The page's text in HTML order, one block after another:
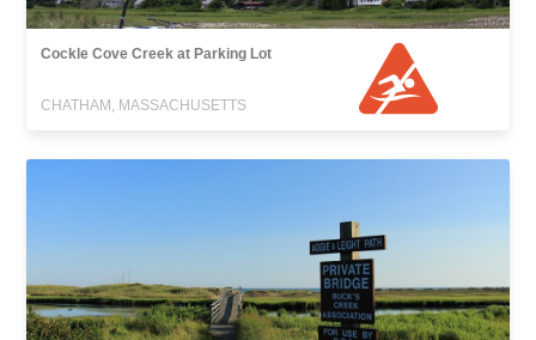
Cockle Cove Creek at Parking Lot
CHATHAM, MASSACHUSETTS